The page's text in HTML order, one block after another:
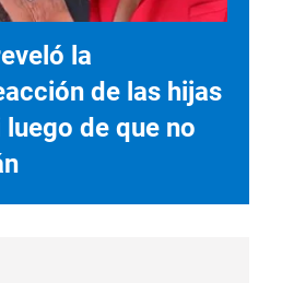
la
de las hijas
de que no